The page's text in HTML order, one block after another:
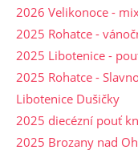
2026 Velikonoce -
2025 Rohatce -
2025 Libotenice -
2025 Rohatce -
Libotenice Dušičky
2025 diecézní pouť
2025 Brozany nad